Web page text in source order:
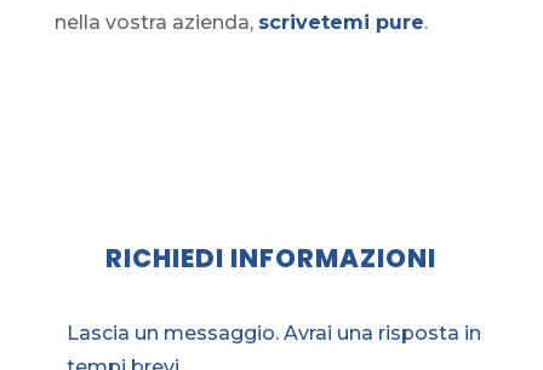
nella vostra azienda, scrivetemi pure.
RICHIEDI INFORMAZIONI
Lascia un messaggio. Avrai una risposta in